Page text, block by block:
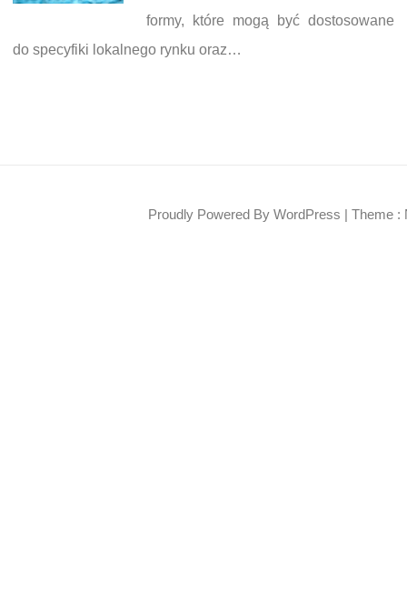
formy, które mogą być dostosowane
do specyfiki lokalnego rynku oraz…
Proudly Powered By WordPress | Theme :